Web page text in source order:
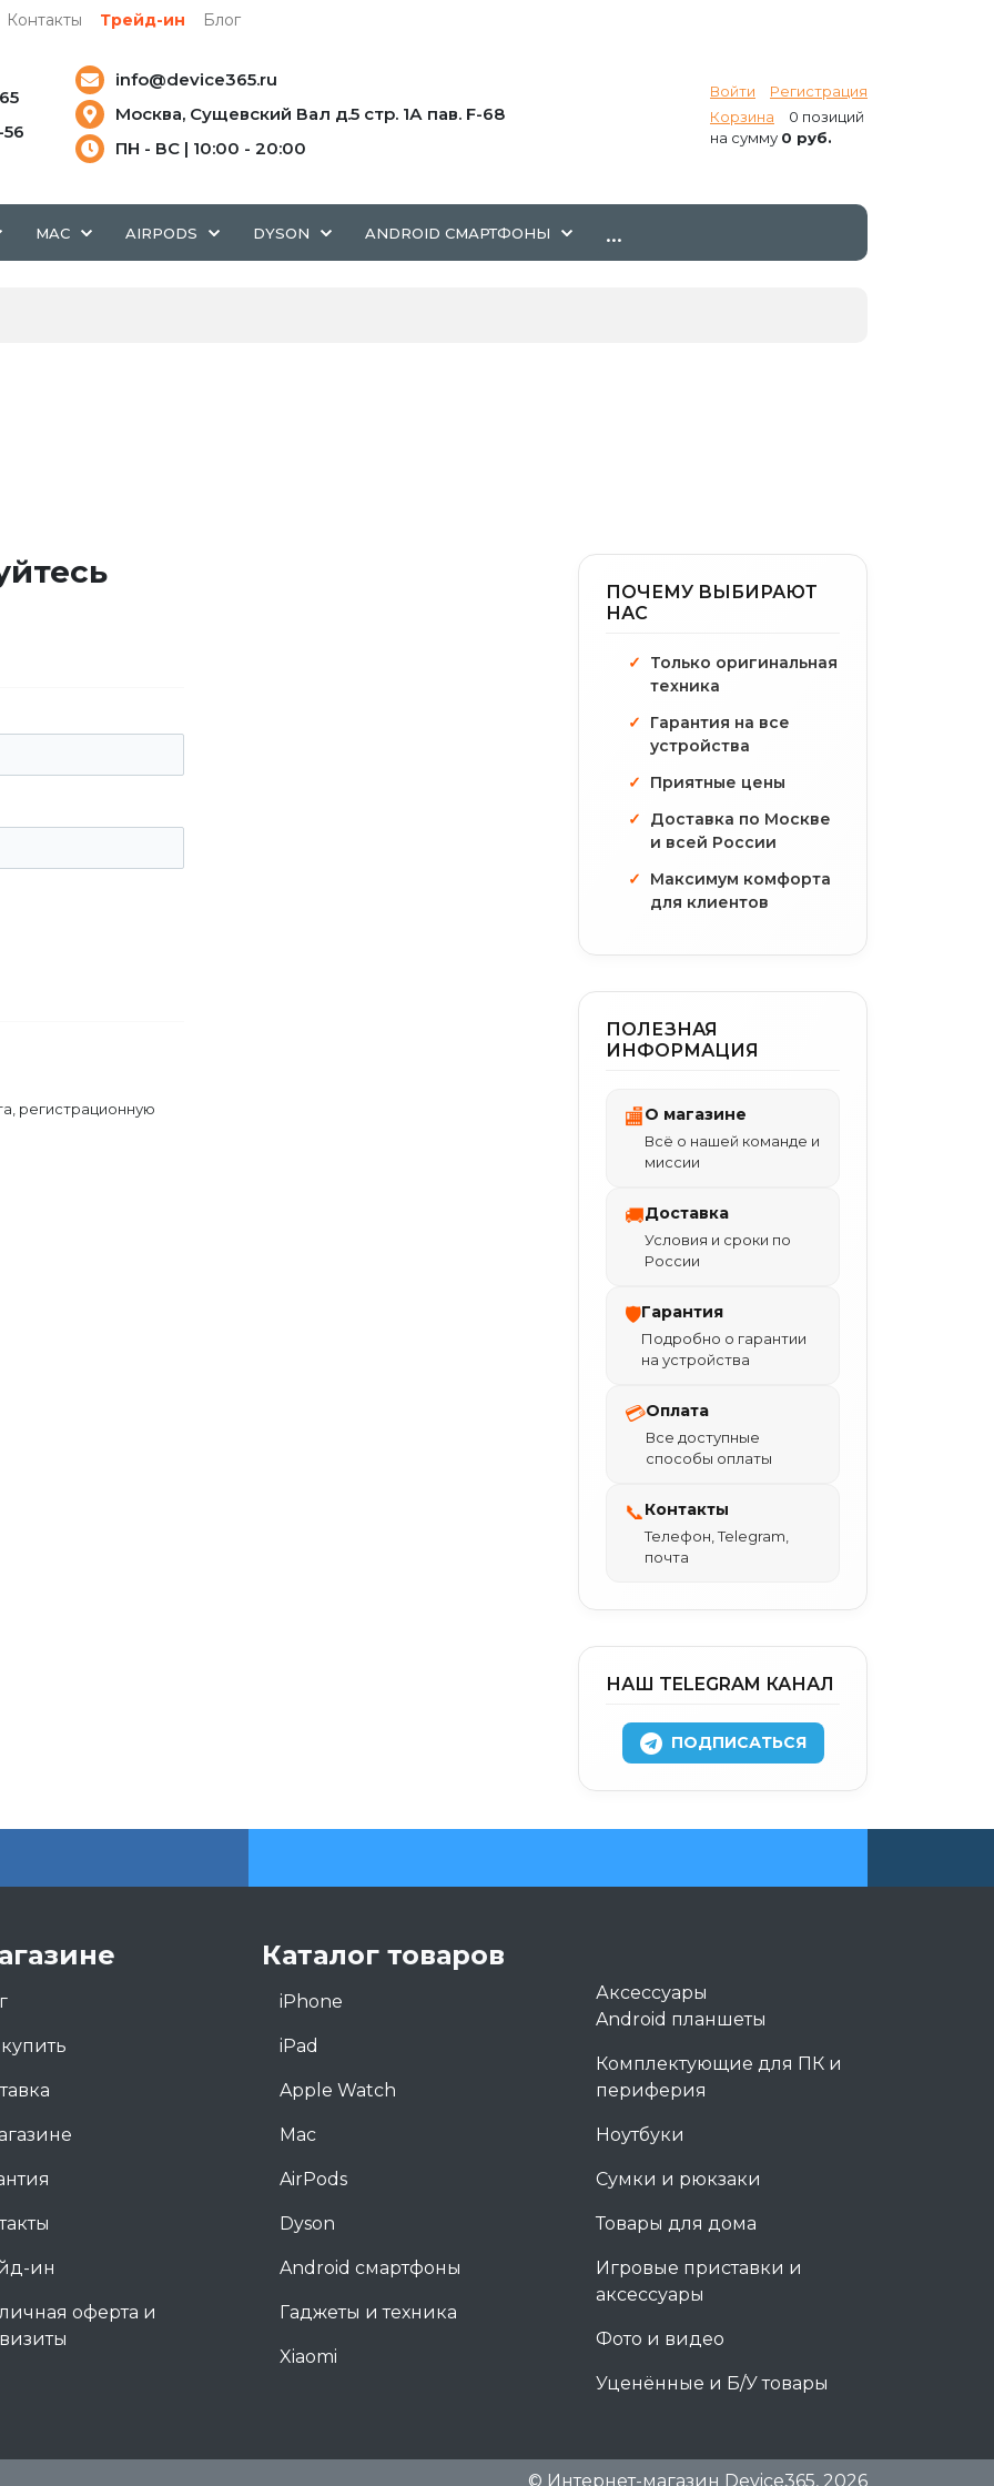
Контакты Трейд-ин Блог
Войти
Регистрация
Корзина
0 позиций
на сумму 0 руб.
info@device365.ru
Москва, Сущевский Вал д.5 стр. 1А пав. F-68
ПН - ВС | 10:00 - 20:00
MAC AIRPODS DYSON ANDROID СМАРТФОНЫ ...
регистрационную
ПОЧЕМУ ВЫБИРАЮТ
НАС
Только оригинальная
техника
Гарантия на все
устройства
Приятные цены
Доставка по Москве
и всей России
Максимум комфорта
для клиентов
ПОЛЕЗНАЯ
ИНФОРМАЦИЯ
🏬О магазине
Всё о нашей команде и
миссии
🚚Доставка
Условия и сроки по
России
🛡Гарантия
Подробно о гарантии
на устройства
💳Оплата
Все доступные
способы оплаты
📞Контакты
Телефон, Telegram,
почта
НАШ TELEGRAM КАНАЛ
ПОДПИСАТЬСЯ
ин
оферта и
Каталог товаров
iPhone
iPad
Apple Watch
Mac
AirPods
Dyson
Android смартфоны
Гаджеты и техника
Xiaomi
Аксессуары
Android планшеты
Комплектующие для ПК и
периферия
Ноутбуки
Сумки и рюкзаки
Товары для дома
Игровые приставки и
аксессуары
Фото и видео
Уценённые и Б/У товары
© Интернет-магазин Device365, 2026